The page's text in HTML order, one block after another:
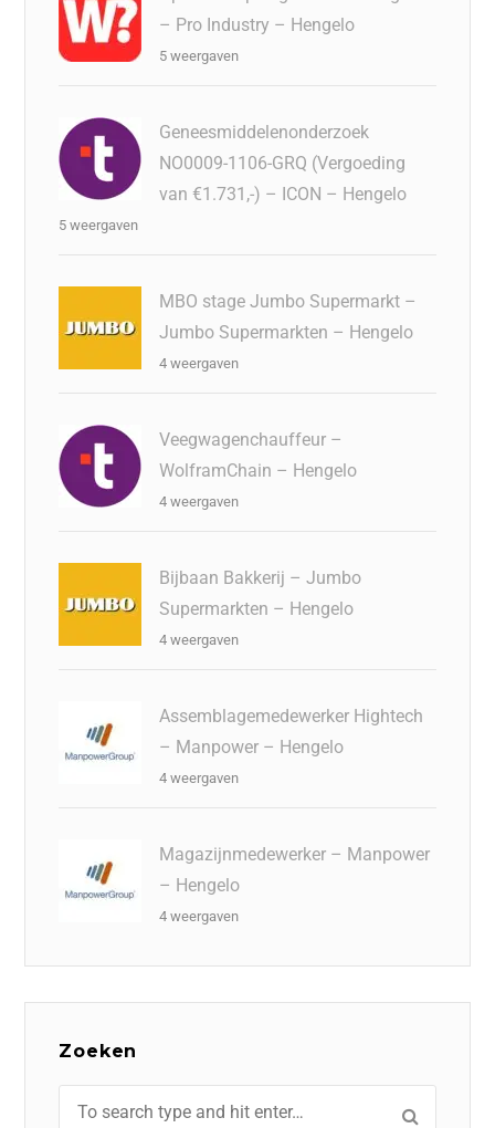
– Pro Industry – Hengelo
5 weergaven
Geneesmiddelenonderzoek
NO0009-1106-GRQ (Vergoeding
van €1.731,-) – ICON – Hengelo
5 weergaven
MBO stage Jumbo Supermarkt –
Jumbo Supermarkten – Hengelo
4 weergaven
Veegwagenchauffeur –
WolframChain – Hengelo
4 weergaven
Bijbaan Bakkerij – Jumbo
Supermarkten – Hengelo
4 weergaven
Assemblagemedewerker Hightech
– Manpower – Hengelo
4 weergaven
Magazijnmedewerker – Manpower
– Hengelo
4 weergaven
Zoeken